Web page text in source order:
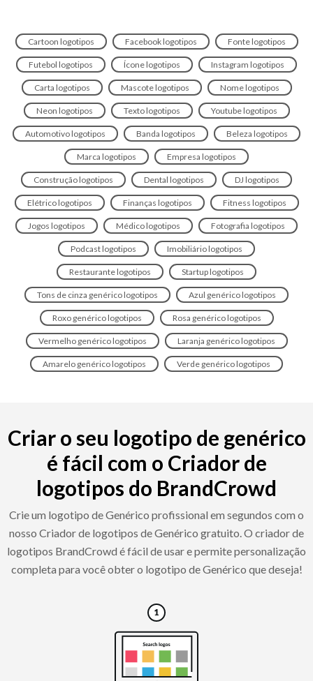
Cartoon logotipos Facebook logotipos Fonte logotipos
Futebol logotipos Ícone logotipos Instagram logotipos
Carta logotipos Mascote logotipos Nome logotipos
Neon logotipos Texto logotipos Youtube logotipos
Automotivo logotipos Banda logotipos Beleza logotipos
Marca logotipos Empresa logotipos
Construção logotipos Dental logotipos DJ logotipos
Elétrico logotipos Finanças logotipos Fitness logotipos
Jogos logotipos Médico logotipos Fotografia logotipos
Podcast logotipos Imobiliário logotipos
Restaurante logotipos Startup logotipos
Tons de cinza genérico logotipos Azul genérico logotipos
Roxo genérico logotipos Rosa genérico logotipos
Vermelho genérico logotipos Laranja genérico logotipos
Amarelo genérico logotipos Verde genérico logotipos
Criar o seu logotipo de genérico
é fácil com o Criador de
logotipos do BrandCrowd
Crie um logotipo de Genérico profissional em segundos com o
nosso Criador de logotipos de Genérico gratuito. O criador de
logotipos BrandCrowd é fácil de usar e permite personalização
completa para você obter o logotipo de Genérico que deseja!